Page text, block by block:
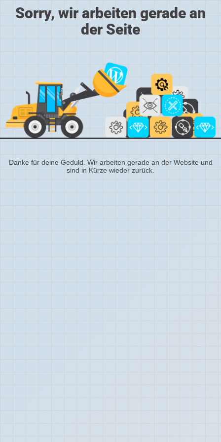
Sorry, wir arbeiten gerade an
der Seite
Danke für deine Geduld. Wir arbeiten gerade an der Website und
sind in Kürze wieder zurück.